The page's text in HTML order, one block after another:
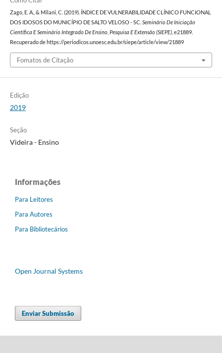
Zago, E. A., & Milani, C. (2019). ÍNDICE DE VULNERABILIDADE CLÍNICO FUNCIONAL
DOS IDOSOS DO MUNICÍPIO DE SALTO VELOSO - SC. Seminário De Iniciação
Científica E Seminário Integrado De Ensino, Pesquisa E Extensão (SIEPE), e21889.
Recuperado de https://periodicos.unoesc.edu.br/siepe/article/view/21889
Fomatos de Citação
Edição
2019
Seção
Videira - Ensino
Informações
Para Leitores
Para Autores
Para Bibliotecários
Open Journal Systems
Enviar Submissão